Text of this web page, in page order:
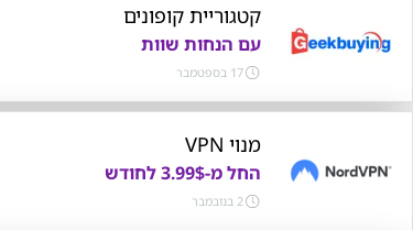
קטגוריית קופונים
עם הנחות שוות
17 בספטמבר
מנוי VPN
החל מ-3.99$ לחודש
2 בנובמבר